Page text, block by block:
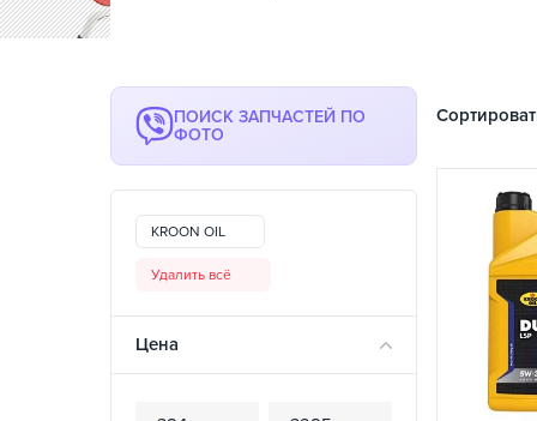
ПОИСК ЗАПЧАСТЕЙ ПО
ФОТО
KROON OIL
Удалить всё
Цена